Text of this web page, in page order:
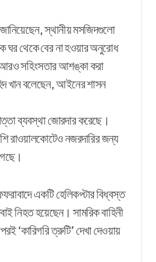
জানিয়েছেন, স্থানীয় মসজিদগুলো
ঘর থেকে বের না হওয়ার অনুরোধ
সহিংসতার আশঙ্কা করা
খান বলেছেন, আইনের শাসন
ব্যবস্থা জোরদার করেছে।
রাওয়ালকোটেও নজরদারির জন্য
একটি হেলিকপ্টার বিধ্বস্ত
নিহত হয়েছেন। সামরিক বাহিনী
‘কারিগরি ত্রুটি’ দেখা দেওয়ায়